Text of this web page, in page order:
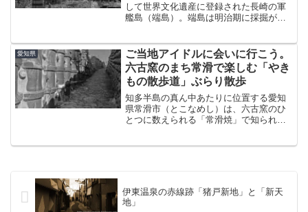
して世界文化遺産に登録された長崎の軍
艦島（端島）。端島は明治期に採掘が始
る。この島と入れ替わるように戦後、
1952（昭和2...
愛知県
ご当地アイドルに会いに行こう。
六古窯のまち常滑で楽しむ「やき
もの散歩道」ぶらり散歩
知多半島の真ん中あたりに位置する愛知
県常滑市（とこなめし）は、六古窯のひ
とつに数えられる「常滑焼」で知られる
伊東温泉の赤線跡「猪戸新地」と「新天
地」